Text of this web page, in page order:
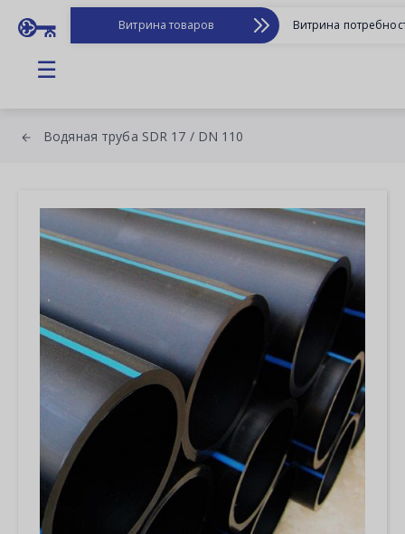
Витрина товаров Витрина
☰
Водяная труба SDR 17 / DN 110